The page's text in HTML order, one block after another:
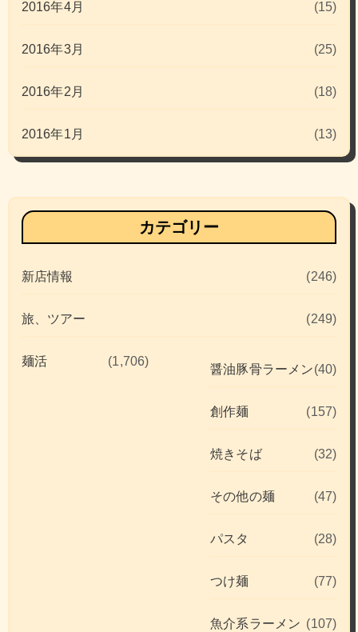
2016年4月 (15)
2016年3月 (25)
2016年2月 (18)
2016年1月 (13)
カテゴリー
新店情報 (246)
旅、ツアー (249)
麺活 (1,706)
醤油豚骨ラーメン(40)
創作麺 (157)
焼きそば (32)
その他の麺 (47)
パスタ (28)
つけ麺 (77)
魚介系ラーメン (107)